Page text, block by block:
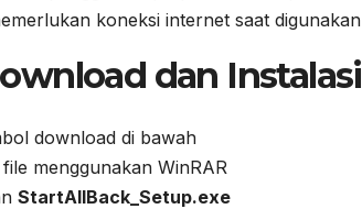
koneksi internet saat digunakan
dan Instalasi
download di bawah
menggunakan WinRAR
StartAllBack_Setup.exe